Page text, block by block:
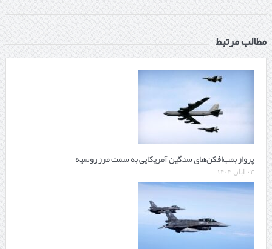
مطالب مرتبط
پرواز بمب‌افکن‌های سنگین آمریکایی به سمت مرز روسیه
۰۳ آبان ۱۴۰۴